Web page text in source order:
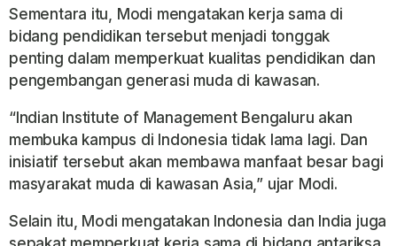
Sementara itu, Modi mengatakan kerja sama di
bidang pendidikan tersebut menjadi tonggak
penting dalam memperkuat kualitas pendidikan dan
pengembangan generasi muda di kawasan.
“Indian Institute of Management Bengaluru akan
membuka kampus di Indonesia tidak lama lagi. Dan
inisiatif tersebut akan membawa manfaat besar bagi
masyarakat muda di kawasan Asia,” ujar Modi.
Selain itu, Modi mengatakan Indonesia dan India juga